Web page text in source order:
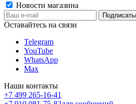
Новости магазина
Оставайтесь на связи
Telegram
YouTube
WhatsApp
Max
Наши контакты
+7 499 265-16-41